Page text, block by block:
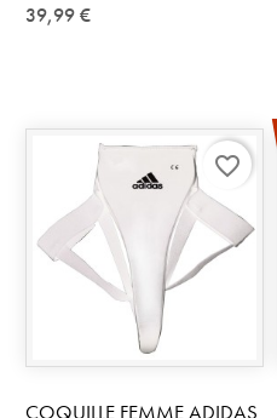
39,99 €
COQUILLE FEMME ADIDAS
favorite_border